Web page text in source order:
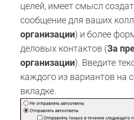
целей, имеет смысл
сообщение для ваших
организации) и более
деловых контактов (За
организации). Введите
каждого из вариантов на
вкладке.